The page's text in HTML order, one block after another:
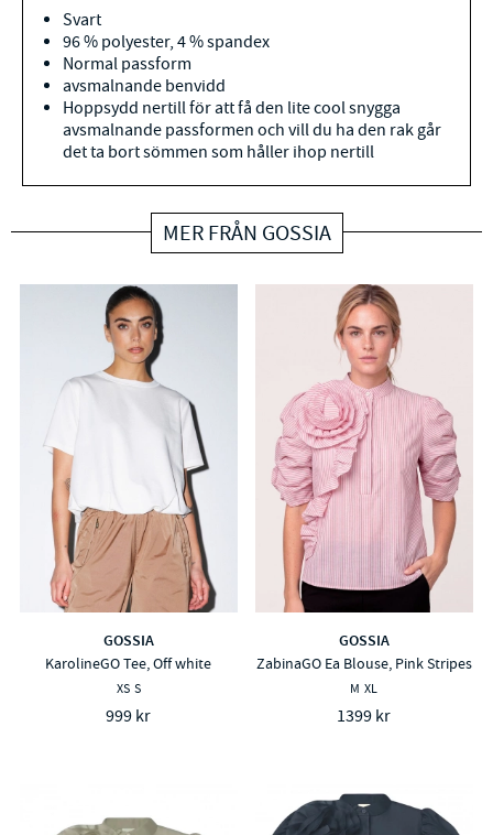
Svart
96 % polyester, 4 % spandex
Normal passform
avsmalnande benvidd
Hoppsydd nertill för att få den lite cool snygga
avsmalnande passformen och vill du ha den rak går
det ta bort sömmen som håller ihop nertill
MER FRÅN GOSSIA
GOSSIA
KarolineGO Tee, Off white
XS S
999 kr
GOSSIA
ZabinaGO Ea Blouse, Pink Stripes
M XL
1399 kr